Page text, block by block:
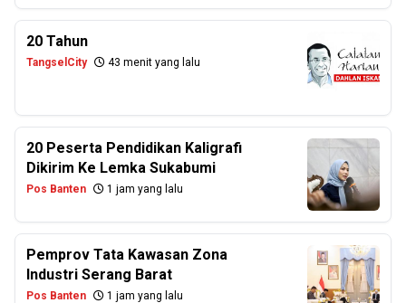
20 Tahun
TangselCity 43 menit yang lalu
20 Peserta Pendidikan Kaligrafi
Dikirim Ke Lemka Sukabumi
Pos Banten 1 jam yang lalu
Pemprov Tata Kawasan Zona
Industri Serang Barat
Pos Banten 1 jam yang lalu